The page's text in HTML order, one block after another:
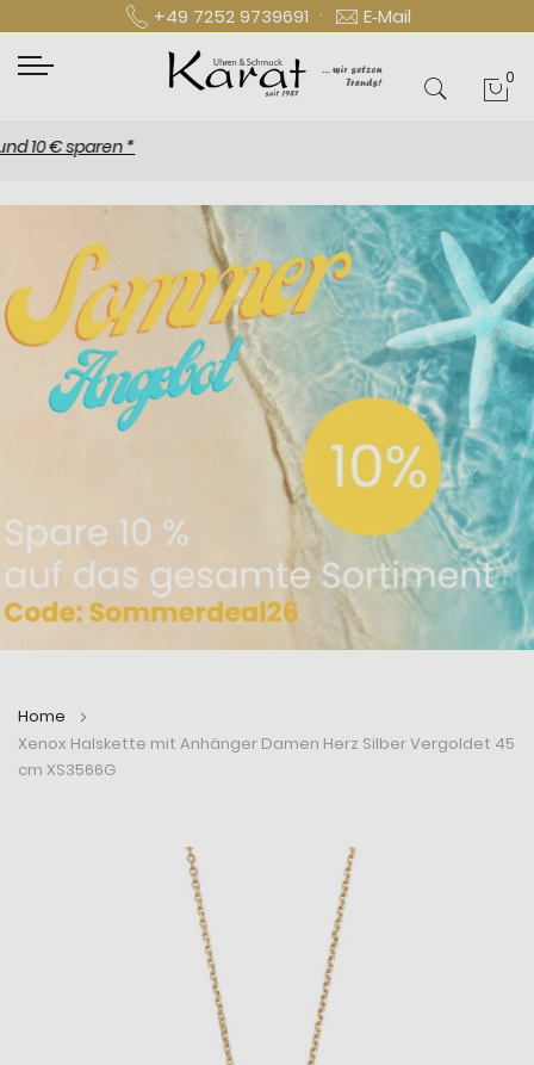
+49 7252 9739691 · E‑Mail
0
sparen *
Home
Xenox Halskette mit Anhänger Damen Herz Silber Vergoldet 45
cm XS3566G